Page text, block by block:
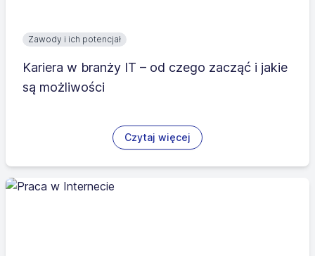
Zawody i ich potencjał
Kariera w branży IT – od czego zacząć i jakie
są możliwości
Czytaj więcej